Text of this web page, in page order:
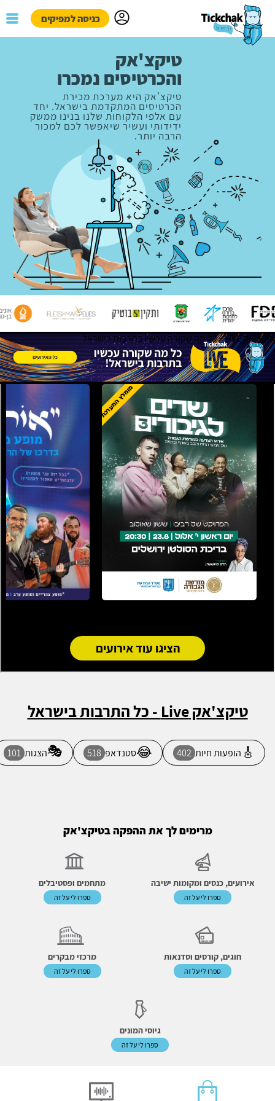
המשך פייסבוק גוגל
כניסה למפיקים
טיקצ'אק
והכרטיסים נמכרו
טיקצ'אק היא מערכת מכירת
הכרטיסים המתקדמת בישראל. יחד
עם אלפי הלקוחות שלנו בנינו ממשק
ידידותי ועשיר שיאפשר לכם למכור
הרבה יותר.
טיקצ'אק
והכרטיסים נמכרו
טיקצ'אק היא מערכת מכירת
הכרטיסים המתקדמת בישראל. יחד
עם אלפי הלקוחות שלנו בנינו ממשק
ידידותי ועשיר שיאפשר לכם למכור
הרבה יותר.
טיקצ'אק LIVE - כל מה שקורה עכשיו בתרבות בישראל
הציגו עוד אירועים
טיקצ'אק Live - כל התרבות בישראל
🎸 הופעות חיות 402
😂סטנדאפ 518
🎭הצגות 101
מרימים לך את ההפקה בטיקצ'אק
אירועים, כנסים ומקומות ישיבה
ספרו לי על זה
מתחמים ופסטיבלים
ספרו לי על זה
חוגים, קורסים וסדנאות
ספרו לי על זה
מרכזי מבקרים
ספרו לי על זה
גיוסי המונים
ספרו לי על זה